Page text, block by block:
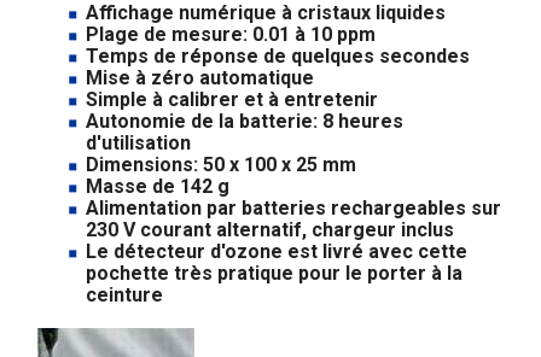
Affichage numérique à cristaux liquides
Plage de mesure: 0.01 à 10 ppm
Temps de réponse de quelques secondes
Mise à zéro automatique
Simple à calibrer et à entretenir
Autonomie de la batterie: 8 heures
d'utilisation
Dimensions: 50 x 100 x 25 mm
Masse de 142 g
Alimentation par batteries rechargeables sur
230 V courant alternatif, chargeur inclus
Le détecteur d'ozone est livré avec cette
pochette très pratique pour le porter à la
ceinture